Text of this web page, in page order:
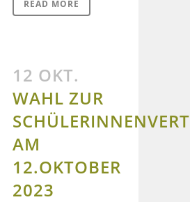
READ MORE
12 OKT.
WAHL ZUR
AM
12.OKTOBER
2023